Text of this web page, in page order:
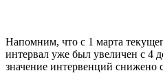
Напомним, что с 1 марта
интервал уже был увеличен с 4
значение интервенций